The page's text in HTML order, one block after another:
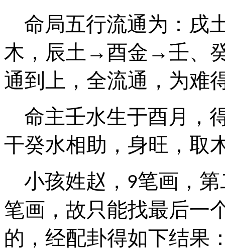
命局五行流通为：戌
木，辰土→酉金→壬、
通到上，全流通，为难
命主壬水生于酉月，
干癸水相助，身旺，取
小孩姓赵， 9笔画，第
笔画，故只能找最后一
的，经配卦得如下结果